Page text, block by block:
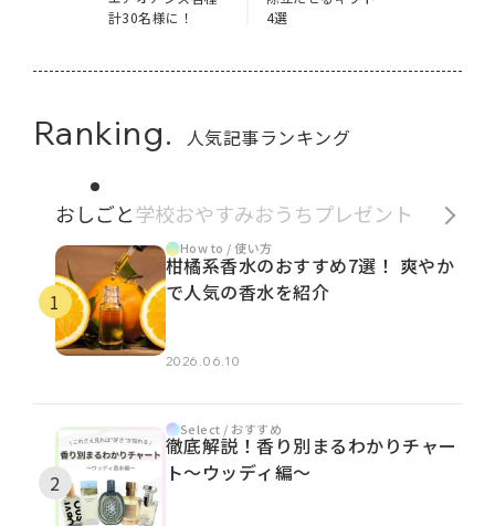
計30名様に！
4選
Ranking. 人気記事ランキング
おしごと学校おやすみおうち プレゼント
How to / 使い方
柑橘系香水のおすすめ7選！ 爽やか
で人気の香水を紹介
2026.06.10
Select / おすすめ
徹底解説！香り別まるわかりチャー
ト～ウッディ編～